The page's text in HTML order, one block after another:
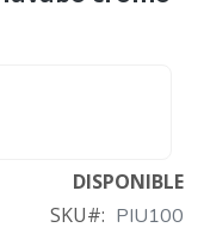
DISPONIBLE
SKU
PIU100